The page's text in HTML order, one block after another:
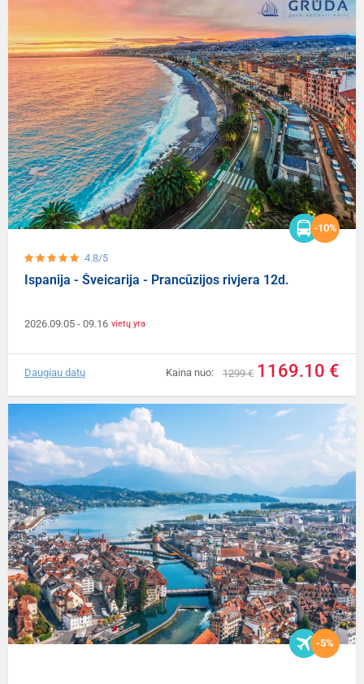
4.8/5
-10%
Ispanija - Šveicarija - Prancūzijos rivjera 12d.
2026.09.05 - 09.16 vietų yra
Kaina nuo: 1299 € 1169.10 €
Daugiau datų
-5%